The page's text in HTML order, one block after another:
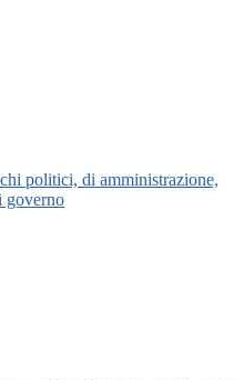
politici, di amministrazione,
governo